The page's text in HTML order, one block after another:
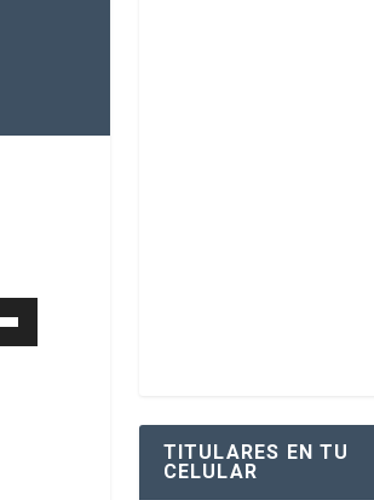
TITULARES EN TU
CELULAR